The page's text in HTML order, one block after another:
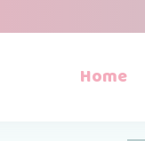
Home